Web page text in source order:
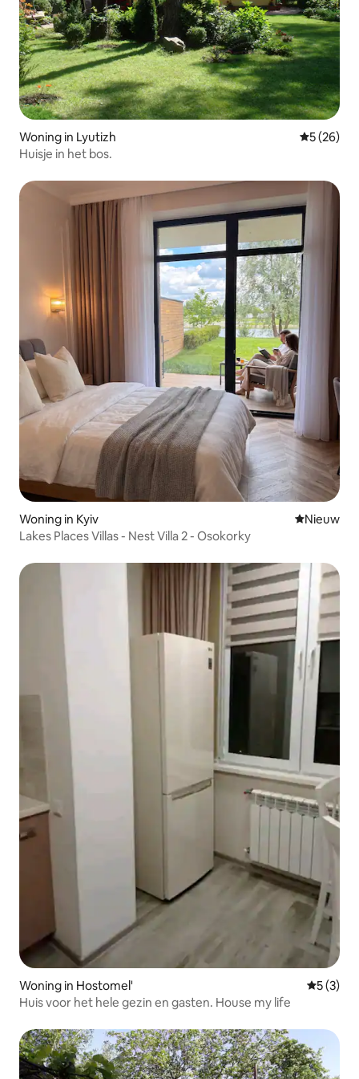
Woning in Lyutizh
5 (26)
Huisje in het bos.
Woning in Kyiv Nieuwe
Nieuw
Lakes Places Villas - Nest Villa 2 - Osokorky
Woning in Hostomel'
5 (3)
Huis voor het hele gezin en gasten. House my life